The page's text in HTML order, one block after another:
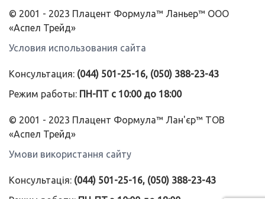
© 2001 - 2023 Плацент Формула™ Ланьер™ ООО
«Аспел Трейд»
Условия использования сайта
Консультация: (044) 501-25-16, (050) 388-23-43
Режим работы: ПН-ПТ с 10:00 до 18:00
© 2001 - 2023 Плацент Формула™ Лан'єр™ ТОВ
«Аспел Трейд»
Умови використання сайту
Консультація: (044) 501-25-16, (050) 388-23-43